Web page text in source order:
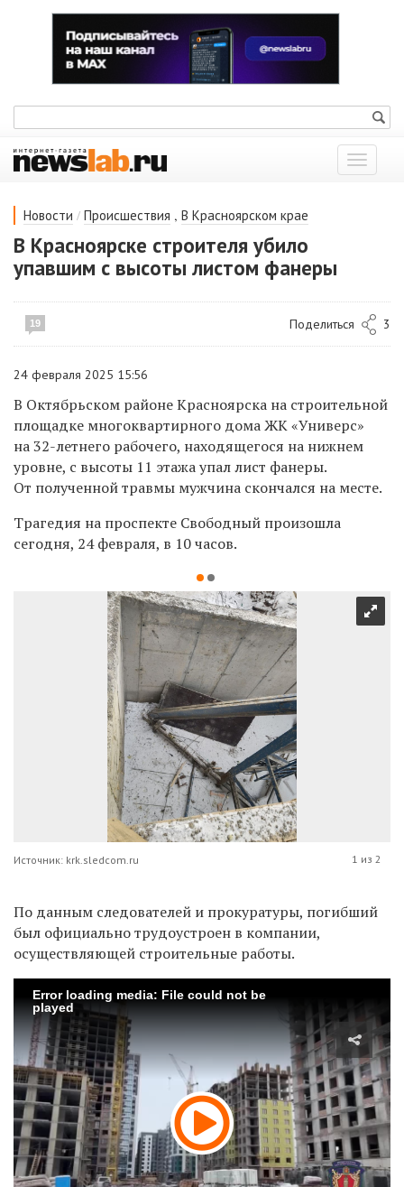
Показать
меню
Новости / Происшествия , В Красноярском крае
В Красноярске строителя убило
упавшим с высоты листом фанеры
19 Поделиться 3
24 февраля 2025 15:56
В Октябрьском районе Красноярска на строительной
площадке многоквартирного дома ЖК«Универс»
на 32-летнего рабочего, находящегося на нижнем
уровне, с высоты 11 этажа упал лист фанеры.
От полученной травмы мужчина скончался на месте.
Трагедия на проспекте Свободный произошла
сегодня, 24 февраля, в 10 часов.
Источник: krk.sledcom.ru 1 из 2
По данным следователей и прокуратуры, погибший
был официально трудоустроен в компании,
осуществляющей строительные работы.
Error loading media: File could not be
played